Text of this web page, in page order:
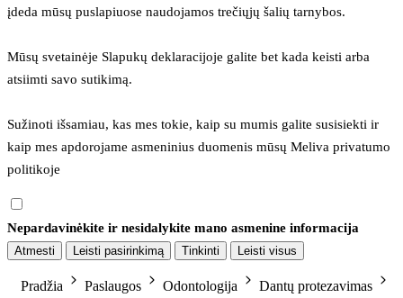
įdeda mūsų puslapiuose naudojamos trečiųjų šalių tarnybos.
Mūsų svetainėje Slapukų deklaracijoje galite bet kada keisti arba
atsiimti savo sutikimą.
Sužinoti išsamiau, kas mes tokie, kaip su mumis galite susisiekti ir
kaip mes apdorojame asmeninius duomenis mūsų Meliva privatumo
politikoje
Nepardavinėkite ir nesidalykite mano asmenine informacija
Atmesti Leisti pasirinkimą Tinkinti Leisti visus
Pradžia Paslaugos Odontologija
Dantų protezavimas